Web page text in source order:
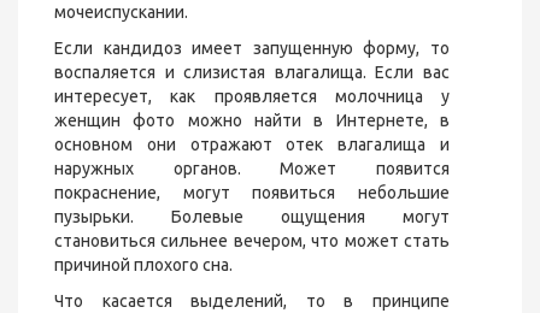
мочеиспускании.
Если кандидоз имеет запущенную форму, то
воспаляется и слизистая влагалища. Если вас
интересует, как проявляется молочница у
женщин фото можно найти в Интернете, в
основном они отражают отек влагалища и
наружных органов. Может появится
покраснение, могут появиться небольшие
пузырьки. Болевые ощущения могут
становиться сильнее вечером, что может стать
причиной плохого сна.
Что касается выделений, то в принципе